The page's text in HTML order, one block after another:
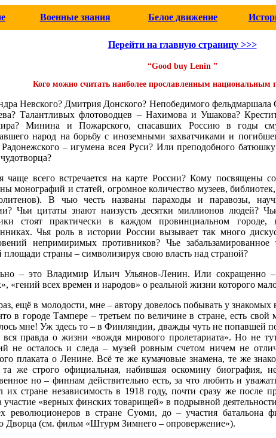
Военные знания Белое движение
Перейти на главную страницу >>>
“Good buy Lenin ”
Кого можно считать наиболее прославленным национальным
Невского? Дмитрия Донского? Непобедимого фельдмаршала
Талантливых флотоводцев – Нахимова и Ушакова?
Минина и Пожарского, спасавших Россию в годы
народ на борьбу с иноземными захватчиками и
– игумена всея Руси? Или преподобного
чаще всего встречается на карте России? Кому посвящены
монографий и статей, огромное количество музеев,
В чью честь названы параходы и паравозы,
Чьи цитаты знают наизусть десятки миллионов людей?
стоят практически в каждом провинциальном
Чья роль в истории России вызывает так много
непримиримых противников? Чье
площади страны – символизируя свою власть над страной?
– это Владимир Ильич Ульянов-Ленин. Или
«гений всех времен и народов» о реальной жизни которого
ещё в молодости, мне – автору довелось побывать у
в городе Тампере – третьем по величине в стране, есть свой
мне! Уж здесь то – в Финляндии, дважды чуть не попавшей
вся правда о жизни «вождя мирового пролетариата». Но не
не осталось и следа – музей ровным счетом ничем не
плаката о Ленине. Всё те же кумачовые знамена, те же
же строго официальная, набившая оскомину биография,
но – финнам действительно есть, за что любить и
их стране независимость в 1918 году, почти сразу же после
участие «верных финских товарищей» в подрывной
революционеров в стране Суоми, до – участия батальона
Дворца (см. фильм «Штурм Зимнего – опровержение»).